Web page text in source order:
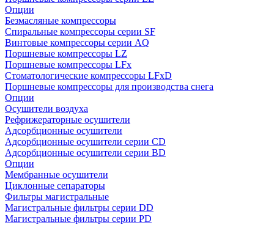
Опции
Безмасляные компрессоры
Спиральные компрессоры серии SF
Винтовые компрессоры серии AQ
Поршневые компрессоры LZ
Поршневые компрессоры LFx
Стоматологические компрессоры LFxD
Поршневые компрессоры для производства снега
Опции
Осушители воздуха
Рефрижераторные осушители
Адсорбционные осушители
Адсорбционные осушители серии CD
Адсорбционные осушители серии BD
Опции
Мембранные осушители
Циклонные сепараторы
Фильтры магистральные
Магистральные фильтры серии DD
Магистральные фильтры серии PD